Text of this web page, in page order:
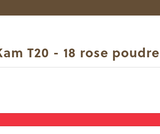
T20 - 18 rose poudre